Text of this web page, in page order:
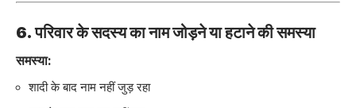
6. परिवार के सदस्य का नाम जोड़ने या हटाने की समस्या
समस्या:
शादी के बाद नाम नहीं जुड़ रहा